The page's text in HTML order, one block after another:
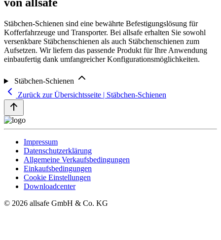
von allsafe
Stäbchen-Schienen sind eine bewährte Befestigungslösung für
Kofferfahrzeuge und Transporter. Bei allsafe erhalten Sie sowohl
versenkbare Stäbchenschienen als auch Stäbchenschienen zum
Aufsetzen. Wir liefern das passende Produkt für Ihre Anwendung
einbaufertig dank umfangreicher Konfigurationsmöglichkeiten.
Stäbchen-Schienen
Zurück zur Übersichtsseite | Stäbchen-Schienen
Impressum
Datenschutzerklärung
Allgemeine Verkaufsbedingungen
Einkaufsbedingungen
Cookie Einstellungen
Downloadcenter
© 2026 allsafe GmbH & Co. KG